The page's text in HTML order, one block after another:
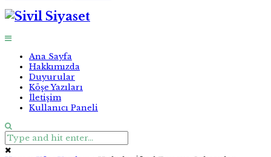
Ana Sayfa
Hakkımızda
Duyurular
Köşe Yazıları
İletişim
Kullanıcı Paneli